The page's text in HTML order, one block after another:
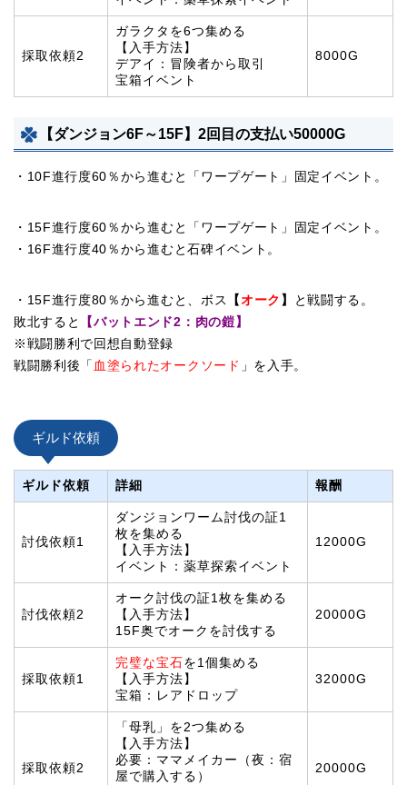
採取依頼2
ガラクタを6つ集める
【入手方法】
デアイ：冒険者から取引
宝箱イベント
8000G
【ダンジョン6F～15F】2回目の支払い50000G
・10F進行度60％から進むと「ワープゲート」固定イベント。
・15F進行度60％から進むと「ワープゲート」固定イベント。
・16F進行度40％から進むと石碑イベント。
・15F進行度80％から進むと、ボス 【 オーク 】
と戦闘する。
敗北すると
【バットエンド2：肉の鎧 】
※戦闘勝利で回想自動登録
戦闘勝利後「 血塗られたオークソード 」を入手。
ギルド依頼
ギルド依頼 詳細 報酬
討伐依頼1
ダンジョンワーム討伐の証1
枚を集める
【入手方法】
イベント：薬草探索イベント
12000G
討伐依頼2
オーク討伐の証1枚を集める
【入手方法】
15F奥でオークを討伐する
20000G
採取依頼1
完璧な宝石 を1個集める
【入手方法】
宝箱：レアドロップ
32000G
採取依頼2
「母乳」を2つ集める
【入手方法】
必要：ママメイカー（夜：宿
屋で購入する）
20000G